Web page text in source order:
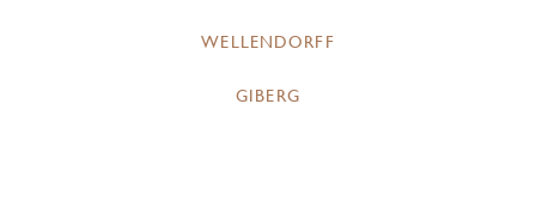
WELLENDORFF
GIBERG